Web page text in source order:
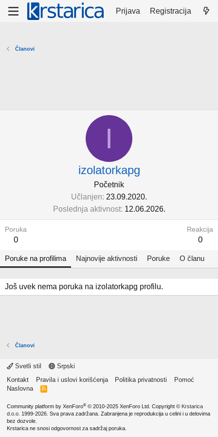
Prijava Registracija
Članovi
I
izolatorkapg
Početnik
Učlanjen 23.09.2020.
Poslednja aktivnost 12.06.2026.
Poruka
0
Reakcija
0
Poruke na profilima Najnovije aktivnosti Poruke O članu
Još uvek nema poruka na izolatorkapg profilu.
Članovi
Svetli stil
Srpski
Kontakt
Pravila i uslovi korišćenja Politika privatnosti
Pomoć
Naslovna
R
Community platform by XenForo® © 2010-2025 XenForo Ltd. Copyright © Krstarica
d.o.o. 1999-2026. Sva prava zadržana. Zabranjena je reprodukcija u celini i u delovima
bez dozvole.
Krstarica ne snosi odgovornost za sadržaj poruka.